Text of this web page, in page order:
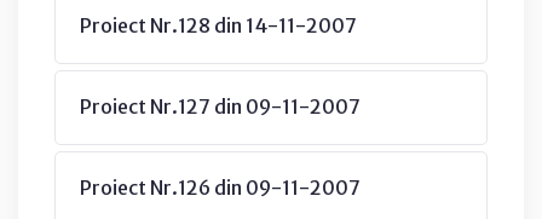
Proiect Nr.128 din 14-11-2007
Proiect Nr.127 din 09-11-2007
Proiect Nr.126 din 09-11-2007